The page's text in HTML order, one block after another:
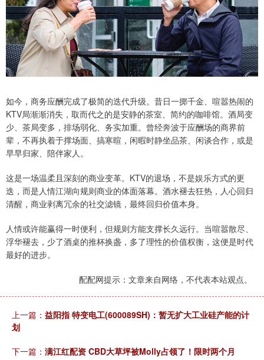
如今，商务应酬完成了极简的迭代升级。昔日一掷千金、喧嚣热闹的
KTV局渐渐消失，取而代之的是安静的茶室、简约的咖啡馆。酒局变
少、茶局变多，排场弱化、务实加重。曾经奔波于应酬场的商界前
辈，不再执着于撑场面、搞寒暄，闲暇时静坐品茶、闲谈合作，或是
早早归家、陪伴家人。
这是一场温柔且深刻的商业变革。KTV的退场，不是娱乐方式的更
迭，而是人情江湖向规则商业的体面落幕。酒水褪去狂热，人心回归
清醒，商业剥离冗余的社交滤镜，最终回归价值本身。
人情或许能赢得一时便利，但规则方能支撑长久远行。当喧嚣散尽、
浮华褪去，少了酒桌的推杯换盏，多了理性的价值权衡，这便是时代
最好的进步。
配配网提示：文章来自网络，不代表本站观点。
上一篇： 益阳指 特变电工(600089SH)：暂无扩大工业硅产能的计
划
下一篇： 满江红配资 CBD大草坪被Molly占领了！限时两个月